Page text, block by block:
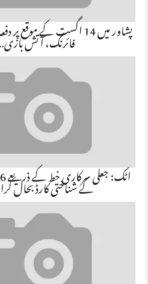
فائرنگ، آتش
کے شناختی کارڈ بحال